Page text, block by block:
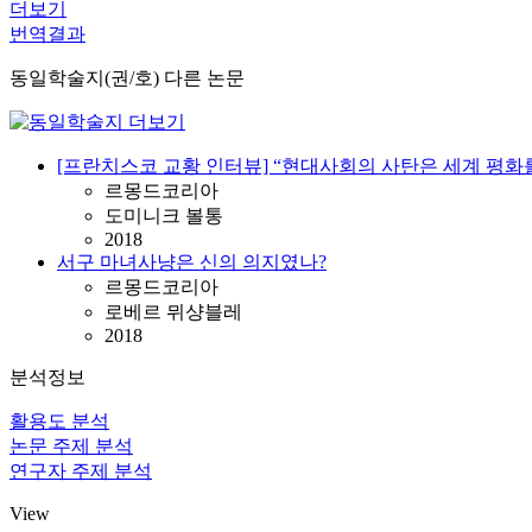
더보기
번역결과
동일학술지(권/호) 다른 논문
[프란치스코 교황 인터뷰] “현대사회의 사탄은 세계 평화
르몽드코리아
도미니크 볼통
2018
서구 마녀사냥은 신의 의지였나?
르몽드코리아
로베르 뮈샹블레
2018
분석정보
활용도 분석
논문 주제 분석
연구자 주제 분석
View